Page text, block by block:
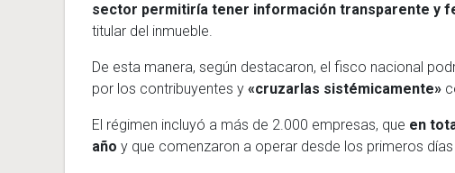
sector permitiría tener información transparente y
titular del inmueble.
De esta manera, según destacaron, el fisco nacional
por los contribuyentes y «cruzarlas sistémicamente»
El régimen incluyó a más de 2.000 empresas, que en
año y que comenzaron a operar desde los primeros